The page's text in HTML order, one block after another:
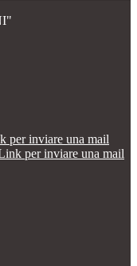
per inviare una mail
per inviare una mail